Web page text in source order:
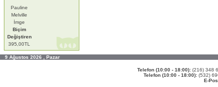
Pauline
Melville
İmge
Biçim
Değiştiren
395,00TL
9 Ağustos 2026 , Pazar
Telefon (10:00 - 18:00):(216)
Telefon (10:00 - 18:00): (532)
E-